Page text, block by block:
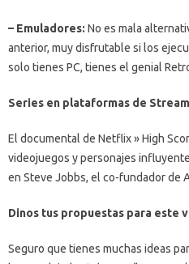
– Emuladores: No es mala
anterior, muy disfrutable si los
solo tienes PC, tienes el genial
Series en plataformas de
El documental de Netflix » High
videojuegos y personajes
en Steve Jobbs, el co-fundador de
Dinos tus propuestas para este
Seguro que tienes muchas ideas